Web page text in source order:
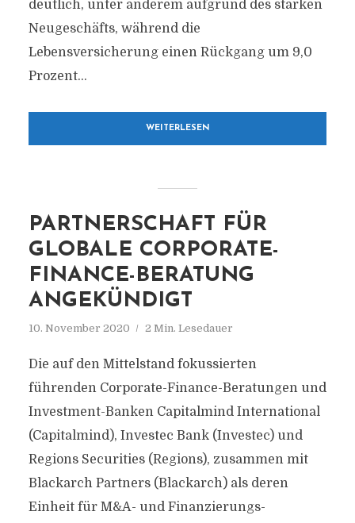
deutlich, unter anderem aufgrund des starken
Neugeschäfts, während die
Lebensversicherung einen Rückgang um 9,0
Prozent...
WEITERLESEN
PARTNERSCHAFT FÜR
GLOBALE CORPORATE-
FINANCE-BERATUNG
ANGEKÜNDIGT
10. November 2020 2 Min. Lesedauer
Die auf den Mittelstand fokussierten
führenden Corporate-Finance-Beratungen und
Investment-Banken Capitalmind International
(Capitalmind), Investec Bank (Investec) und
Regions Securities (Regions), zusammen mit
Blackarch Partners (Blackarch) als deren
Einheit für M&A- und Finanzierungs-